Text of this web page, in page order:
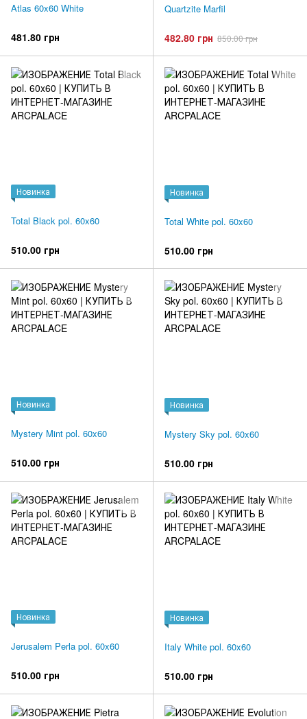
Atlas 60x60 White
481.80 грн
Quartzite Marfil
482.80 грн 850.00 грн
Новинка
Total Black pol. 60x60
510.00 грн
Новинка
Total White pol. 60x60
510.00 грн
Новинка
Mystery Mint pol. 60x60
510.00 грн
Новинка
Mystery Sky pol. 60x60
510.00 грн
Новинка
Jerusalem Perla pol. 60x60
510.00 грн
Новинка
Italy White pol. 60x60
510.00 грн